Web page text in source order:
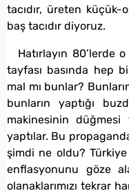
tacıdır, üreten küçük-
baş tacıdır diyoruz.
Hatırlayın 80’lerde
tayfası basında hep
mal mı bunlar?
bunların yaptığı
makinesinin düğmesi
yaptılar. Bu
şimdi ne oldu?
enflasyonunu göze
olanaklarımızı tekrar